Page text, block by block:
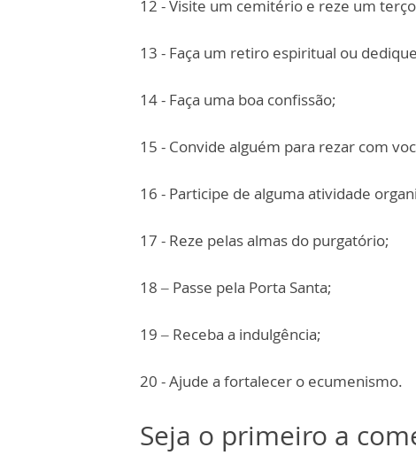
12 - Visite um cemitério e reze um
13 - Faça um retiro espiritual ou
14 - Faça uma boa confissão;
15 - Convide alguém para rezar com
16 - Participe de alguma atividade
17 - Reze pelas almas do purgatório;
18 – Passe pela Porta Santa;
19 – Receba a indulgência;
20 - Ajude a fortalecer o ecumenismo.
Seja o primeiro a